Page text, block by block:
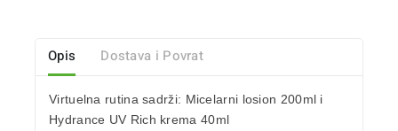
Opis Dostava i Povrat
Virtuelna rutina sadrži: Micelarni losion 200ml i
Hydrance UV Rich krema 40ml